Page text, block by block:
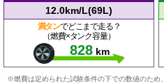
12.0km/L(69L)
満タンでどこまで走る？
（燃費×タンク容量）
828 km
※燃費は定められた試験条件の下での数値のため